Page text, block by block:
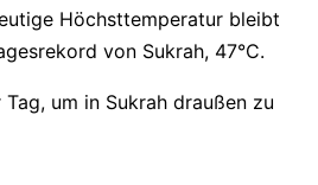
Höchsttemperatur bleibt
von Sukrah, 47°C.
um in Sukrah draußen zu